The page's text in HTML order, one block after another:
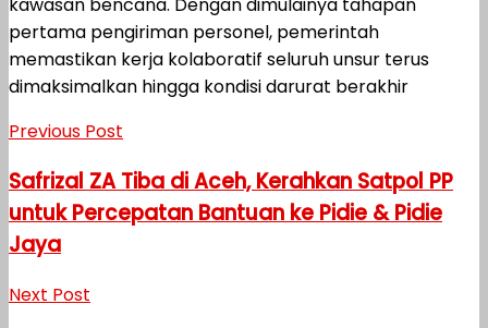
kawasan bencana. Dengan dimulainya tahapan
pertama pengiriman personel, pemerintah
memastikan kerja kolaboratif seluruh unsur terus
dimaksimalkan hingga kondisi darurat berakhir
Previous Post
Safrizal ZA Tiba di Aceh, Kerahkan Satpol PP
untuk Percepatan Bantuan ke Pidie & Pidie
Jaya
Next Post